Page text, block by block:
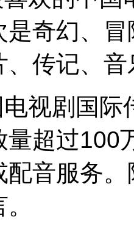
是奇幻、
、传记、
视剧国际
量超过100
配音服务